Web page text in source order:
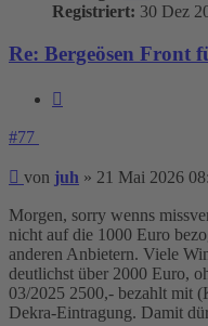
Registriert: 30 Dez
Re: Bergeösen Front
#77
Beitrag
von juh » 21 Mai 2026
Morgen, sorry wenns
nicht auf die 1000 Euro
anderen Anbietern. Viele
deutlichst über 2000 Euro,
03/2025 2500,- bezahlt mit
Dekra-Eintragung. Damit